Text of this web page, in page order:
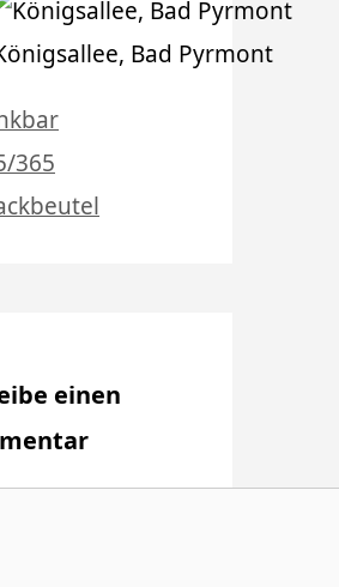
Bad Pyrmont
365
einen